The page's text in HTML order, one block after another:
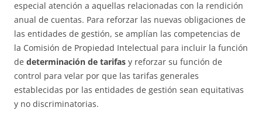
especial atención a aquellas relacionadas con la rendición
anual de cuentas. Para reforzar las nuevas obligaciones de
las entidades de gestión, se amplían las competencias de
la Comisión de Propiedad Intelectual para incluir la función
de determinación de tarifas y reforzar su función de
control para velar por que las tarifas generales
establecidas por las entidades de gestión sean equitativas
y no discriminatorias.